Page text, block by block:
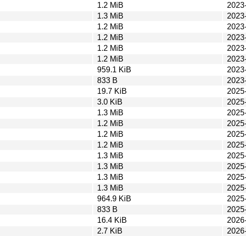
1.2 MiB
1.3 MiB
1.2 MiB
1.2 MiB
1.2 MiB
1.2 MiB
959.1 KiB
833 B
19.7 KiB
3.0 KiB
1.3 MiB
1.2 MiB
1.2 MiB
1.2 MiB
1.3 MiB
1.3 MiB
1.3 MiB
1.3 MiB
964.9 KiB
833 B
16.4 KiB
2.7 KiB